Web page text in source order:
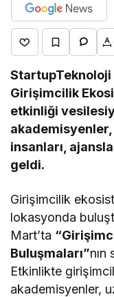
StartupTeknoloji
Girişimcilik
etkinliği
insanları,
geldi.
Girişimcilik
lokasyonda
Mart’ta
Buluşmaları”nın
Etkinlikte
akademisyenler,